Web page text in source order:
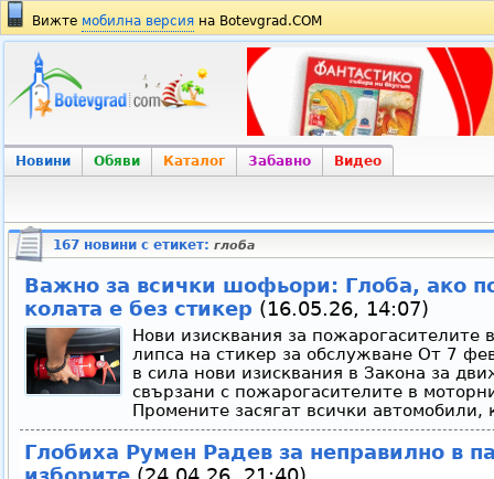
Вижте мобилна версия на Botevgrad.COM
Новини Обяви Каталог Забавно Видео
167 новини с етикет: глоба
Важно за всички шофьори: Глоба, ако
колата е без стикер (16.05.26, 14:07)
Нови изисквания за пожарогасителите
липса на стикер за обслужване От 7
в сила нови изисквания в Закона за
свързани с пожарогасителите в
Промените засягат всички автомобили,
Глобиха Румен Радев за неправилно в